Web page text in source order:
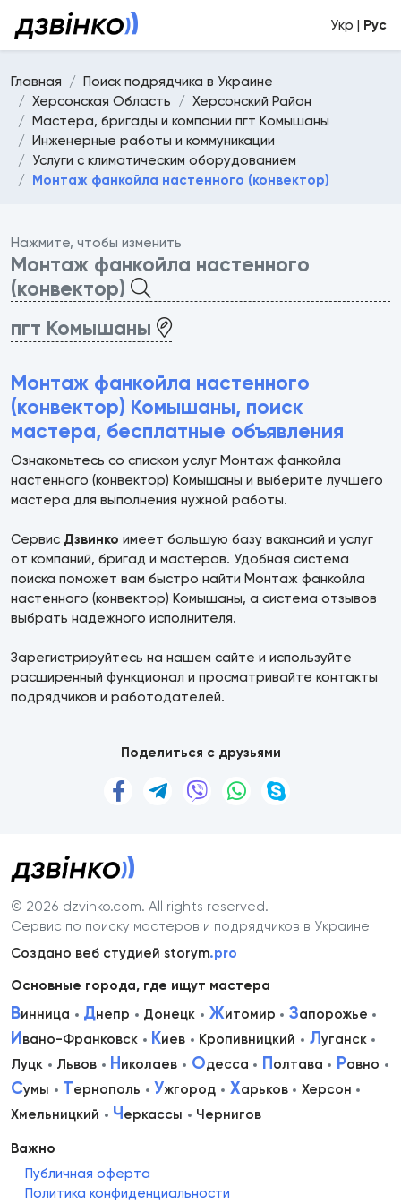
Укр | Рус
Главная
Поиск подрядчика в Украине
Херсонская Область
Херсонский Район
Мастера, бригады и компании пгт Комышаны
Инженерные работы и коммуникации
Услуги с климатическим оборудованием
Монтаж фанкойла настенного (конвектор)
Нажмите, чтобы изменить
Монтаж фанкойла настенного
(конвектор)
пгт Комышаны
Монтаж фанкойла настенного
(конвектор) Комышаны, поиск
мастера, бесплатные объявления
Ознакомьтесь со списком услуг Монтаж фанкойла
настенного (конвектор) Комышаны и выберите лучшего
мастера для выполнения нужной работы.
Сервис Дзвинко имеет большую базу вакансий и услуг
от компаний, бригад и мастеров. Удобная система
поиска поможет вам быстро найти Монтаж фанкойла
настенного (конвектор) Комышаны, а система отзывов
выбрать надежного исполнителя.
Зарегистрируйтесь на нашем сайте и используйте
расширенный функционал и просматривайте контакты
подрядчиков и работодателей.
Поделиться с друзьями
© 2026 dzvinko.com. All rights reserved.
Сервис по поиску мастеров и подрядчиков в Украине
Создано веб студией storym.pro
Основные города, где ищут мастера
Винница Днепр Донецк Житомир Запорожье
Ивано-Франковск Киев Кропивницкий Луганск
Луцк
Львов Николаев Одесса Полтава Ровно
Сумы Тернополь Ужгород Харьков
Херсон
Хмельницкий
Черкассы Чернигов
Важно
Публичная оферта
Политика конфиденциальности